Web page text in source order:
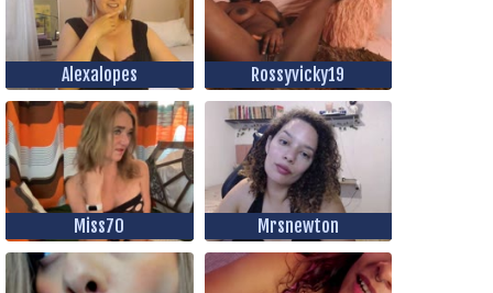
Alexalopes Rossyvicky19
Miss70 Mrsnewton